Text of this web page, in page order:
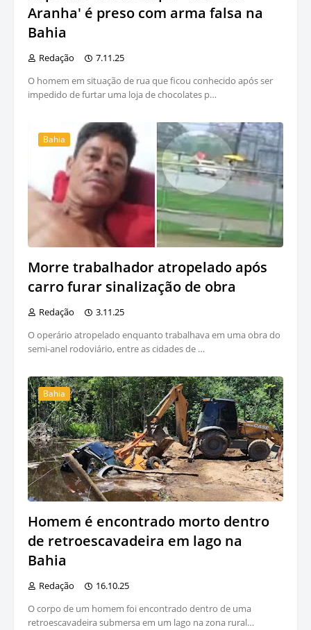
Aranha' é preso com arma falsa na
Bahia
Redação
7.11.25
O homem em situação de rua que ficou conhecido após ser
impedido de furtar uma loja de chocolates p…
Bahia
Morre trabalhador atropelado após
carro furar sinalização de obra
Redação
3.11.25
O operário atropelado enquanto trabalhava em uma obra do
semi-anel rodoviário, entre as cidades de …
Bahia
Homem é encontrado morto dentro
de retroescavadeira em lago na
Bahia
Redação
16.10.25
O corpo de um homem foi encontrado dentro de uma
retroescavadeira submersa em um lago na zona rural…